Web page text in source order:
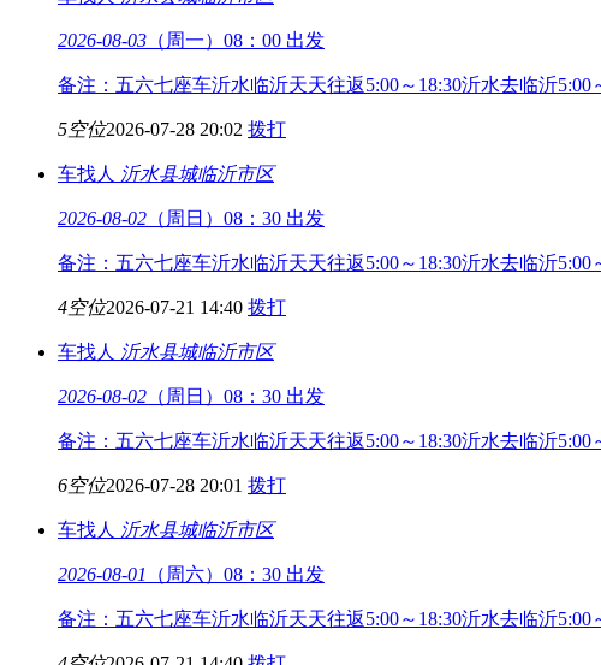
2026-08-03 （周一）08：00 出发
备注：五六七座车沂水临沂天天往返5:00～18:30沂水去临沂
5空位2026-07-28 20:02 拨打
车找人 沂水县城临沂市区
2026-08-02 （周日）08：30 出发
备注：五六七座车沂水临沂天天往返5:00～18:30沂水去临沂
4空位2026-07-21 14:40 拨打
车找人 沂水县城临沂市区
2026-08-02 （周日）08：30 出发
备注：五六七座车沂水临沂天天往返5:00～18:30沂水去临沂
6空位2026-07-28 20:01 拨打
车找人 沂水县城临沂市区
2026-08-01 （周六）08：30 出发
备注：五六七座车沂水临沂天天往返5:00～18:30沂水去临沂